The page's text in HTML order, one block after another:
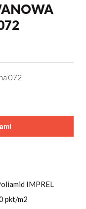
072
IMPREL
pkt/m2